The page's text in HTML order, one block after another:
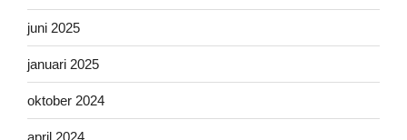
juni 2025
januari 2025
oktober 2024
april 2024